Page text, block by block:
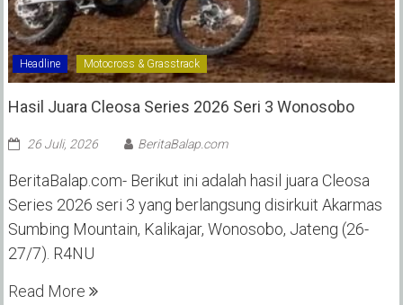
Headline Motocross & Grasstrack
Hasil Juara Cleosa Series 2026 Seri 3 Wonosobo ‎
26 Juli, 2026 BeritaBalap.com
BeritaBalap.com- Berikut ini adalah hasil juara Cleosa
Series 2026 seri 3 yang berlangsung disirkuit Akarmas
Sumbing Mountain, Kalikajar, Wonosobo, Jateng (26-
27/7). R4NU
Read More